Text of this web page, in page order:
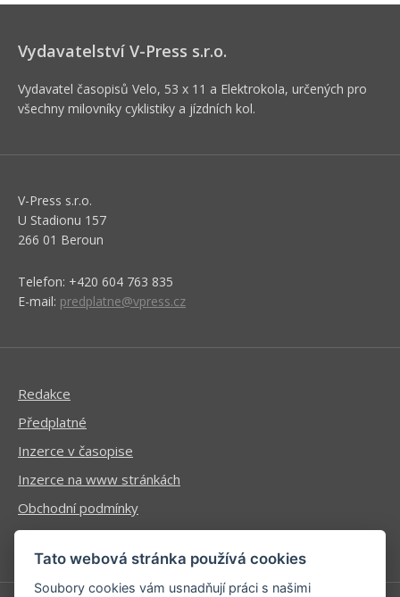
Vydavatelství V-Press s.r.o.
Vydavatel časopisů Velo, 53 x 11 a Elektrokola, určených pro
všechny milovníky cyklistiky a jízdních kol.
V-Press s.r.o.
U Stadionu 157
266 01 Beroun
Telefon: +420 604 763 835
E-mail: predplatne@vpress.cz
Redakce
Předplatné
Inzerce v časopise
Inzerce na www stránkách
Obchodní podmínky
Ochrana osobních údajů
Tato webová stránka používá cookies
Soubory cookies vám usnadňují práci s našimi